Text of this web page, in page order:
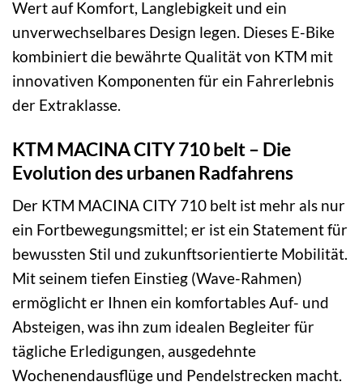
Wert auf Komfort, Langlebigkeit und ein
unverwechselbares Design legen. Dieses E-Bike
kombiniert die bewährte Qualität von KTM mit
innovativen Komponenten für ein Fahrerlebnis
der Extraklasse.
KTM MACINA CITY 710 belt – Die
Evolution des urbanen Radfahrens
Der KTM MACINA CITY 710 belt ist mehr als nur
ein Fortbewegungsmittel; er ist ein Statement für
bewussten Stil und zukunftsorientierte Mobilität.
Mit seinem tiefen Einstieg (Wave-Rahmen)
ermöglicht er Ihnen ein komfortables Auf- und
Absteigen, was ihn zum idealen Begleiter für
tägliche Erledigungen, ausgedehnte
Wochenendausflüge und Pendelstrecken macht.